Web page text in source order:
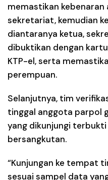
memastikan
sekretariat, kemudian
diantaranya ketua,
dibuktikan dengan
KTP-el, serta
perempuan.
Selanjutnya, tim
tinggal anggota parpol
yang dikunjungi
bersangkutan.
“Kunjungan ke tempat
sesuai sampel data